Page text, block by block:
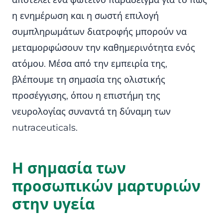
η ενημέρωση και η σωστή επιλογή
συμπληρωμάτων διατροφής μπορούν να
μεταμορφώσουν την καθημερινότητα ενός
ατόμου. Μέσα από την εμπειρία της,
βλέπουμε τη σημασία της ολιστικής
προσέγγισης, όπου η επιστήμη της
νευρολογίας συναντά τη δύναμη των
nutraceuticals.
Η σημασία των
προσωπικών μαρτυριών
στην υγεία